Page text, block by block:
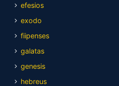
efesios
exodo
fiipenses
galatas
genesis
hebreus